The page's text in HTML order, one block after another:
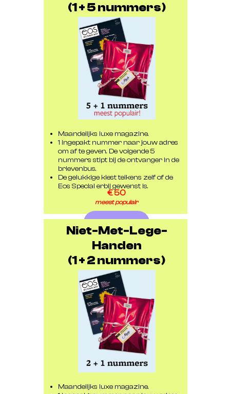
(1 + 5 nummers)
Maandelijks luxe magazine.
1 ingepakt nummer naar jouw adres
om af te geven. De volgende 5
nummers stipt bij de ontvanger in de
brievenbus.
De gelukkige kiest telkens zelf of de
Eos Special erbij gewenst is.
€ 50
meest populair
Niet-Met-Lege-
Handen
(1 + 2 nummers)
Maandelijks luxe magazine.